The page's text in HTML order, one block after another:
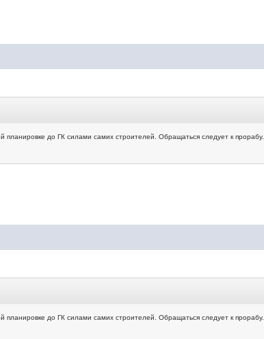
до ГК силами самих строителей. Обращаться следует к прорабу.
до ГК силами самих строителей. Обращаться следует к прорабу.